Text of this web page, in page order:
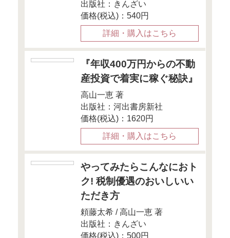
「FXで儲かっ
告は？ 損した
に」
この記
Facebookでも情報発信して
ひ、チェックしてくださいね
●FP Cafe
FP Cafe Facebook